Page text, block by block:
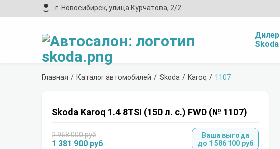
г. Новосибирск, улица Курчатова, 2/2
Дилер
Skoda
Главная Каталог автомобилей Skoda Karoq 1107
Skoda Karoq 1.4 8TSI (150 л. с.) FWD (№ 1107)
2 968 000 руб
1 381 900 руб
Ваша выгода
до 1 586 100 руб